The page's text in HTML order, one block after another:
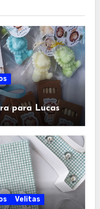
para Lucas
Velitas